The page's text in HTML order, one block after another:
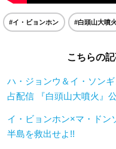
#イ・ビョンホン #白頭山大噴火
こちらの
ハ・ジョンウ＆イ・ソン
占配信 『白頭山大噴火』
イ・ビョンホン×マ・ドン
半島を救出せよ!!